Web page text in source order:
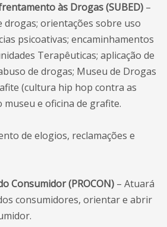
às Drogas (SUBED) –
drogas; orientações sobre uso
psicoativas; encaminhamentos
Terapêuticas; aplicação de
de drogas; Museu de Drogas
(cultura hip hop contra as
museu e oficina de grafite.
de elogios, reclamações e
Consumidor (PROCON) – Atuará
consumidores, orientar e abrir